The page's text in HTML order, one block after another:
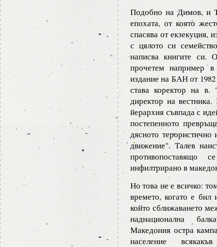
Подобно на Димов, и
епохата, от която
спасява от екзекуция,
с цялото си
написва книгите си.
прочетем например в
издание на БАН от
става коректор на
директор на
йерархия съвпада с
постепенното
дясното
движение". Талев
противопоставящо
инфилтрирано в
Но това не е всичко:
времето, когато е бил
който сближаването
наднационална
Македония остра
население